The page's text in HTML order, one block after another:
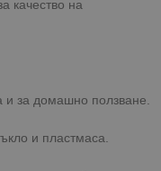
качество на
и за домашно ползване.
и пластмаса.